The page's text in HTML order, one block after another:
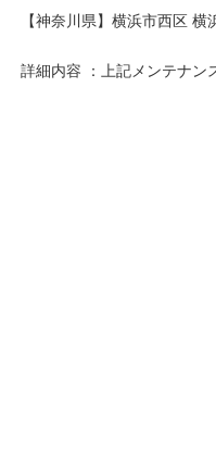
【神奈川県】横浜市西区
詳細内容 ：上記メンテナン